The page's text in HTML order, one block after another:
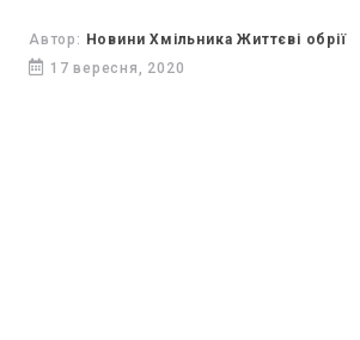
більше бояться економічних
ніж самої хвороби.
Автор: Новини Хмільника Життєві обрії
17 вересня, 2020